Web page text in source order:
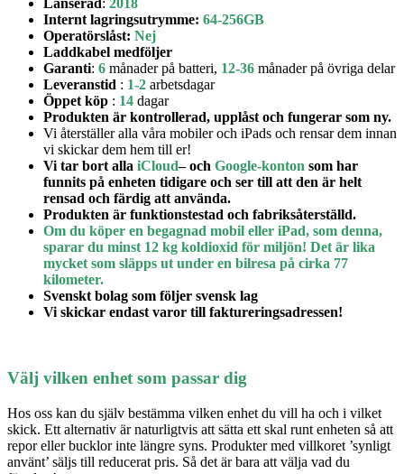
Lanserad: 2018
Internt lagringsutrymme: 64-256GB
Operatörslåst: Nej
Laddkabel medföljer
Garanti: 6 månader på batteri, 12-36 månader på övriga delar
Leveranstid : 1-2 arbetsdagar
Öppet köp : 14 dagar
Produkten är kontrollerad, upplåst och fungerar som ny.
Vi återställer alla våra mobiler och iPads och rensar dem innan
vi skickar dem hem till er!
Vi tar bort alla iCloud– och Google-konton som har
funnits på enheten tidigare och ser till att den är helt
rensad och färdig att använda.
Produkten är funktionstestad och fabriksåterställd.
Om du köper en begagnad mobil eller iPad, som denna,
sparar du minst 12 kg koldioxid för miljön! Det är lika
mycket som släpps ut under en bilresa på cirka 77
kilometer.
Svenskt bolag som följer svensk lag
Vi skickar endast varor till faktureringsadressen!
Välj vilken enhet som passar dig
Hos oss kan du själv bestämma vilken enhet du vill ha och i vilket
skick. Ett alternativ är naturligtvis att sätta ett skal runt enheten så att
repor eller bucklor inte längre syns. Produkter med villkoret ’synligt
använt’ säljs till reducerat pris. Så det är bara att välja vad du